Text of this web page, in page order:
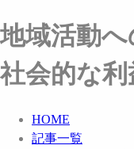
地域活動
社会的な利
HOME
記事一覧